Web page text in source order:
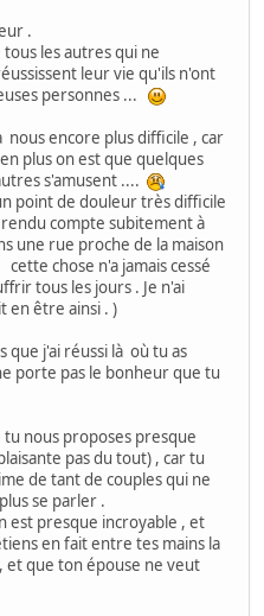
.
les autres qui ne
leur vie qu'ils n'ont
personnes ...
nous encore plus difficile , car
plus on est que quelques
s'amusent ....
point de douleur très difficile
compte subitement à
une rue proche de la maison
chose n'a jamais cessé
tous les jours . Je n'ai
en être ainsi . )
que j'ai réussi là où tu as
porte pas le bonheur que tu
nous proposes presque
pas du tout) , car tu
de tant de couples qui ne
se parler .
est presque incroyable , et
en fait entre tes mains la
que ton épouse ne veut